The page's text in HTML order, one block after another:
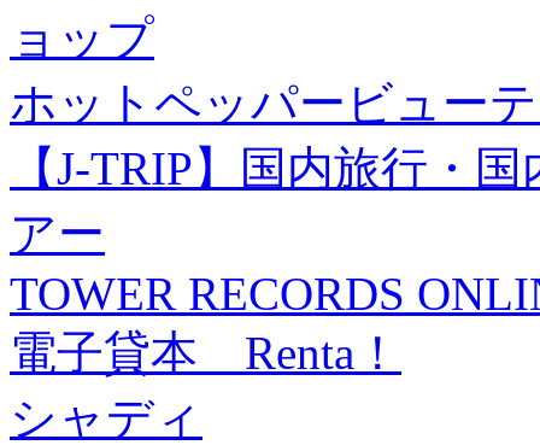
ョップ
ホットペッパービュー
【J-TRIP】国内旅行・
アー
TOWER RECORDS
電子貸本 Renta！
シャディ